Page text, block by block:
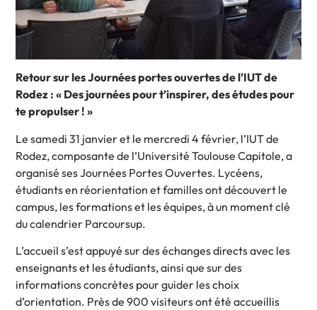
Retour sur les Journées portes ouvertes de l’IUT de
Rodez : « Des journées pour t’inspirer, des études pour
te propulser ! »
Le samedi 31 janvier et le mercredi 4 février, l’IUT de
Rodez, composante de l’Université Toulouse Capitole, a
organisé ses Journées Portes Ouvertes. Lycéens,
étudiants en réorientation et familles ont découvert le
campus, les formations et les équipes, à un moment clé
du calendrier Parcoursup.
L’accueil s’est appuyé sur des échanges directs avec les
enseignants et les étudiants, ainsi que sur des
informations concrètes pour guider les choix
d’orientation. Près de 900 visiteurs ont été accueillis